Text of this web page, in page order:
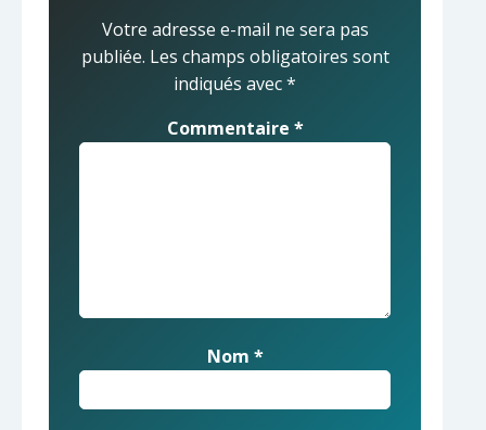
Votre adresse e-mail ne sera pas
publiée. Les champs obligatoires sont
indiqués avec*
Commentaire *
Nom *